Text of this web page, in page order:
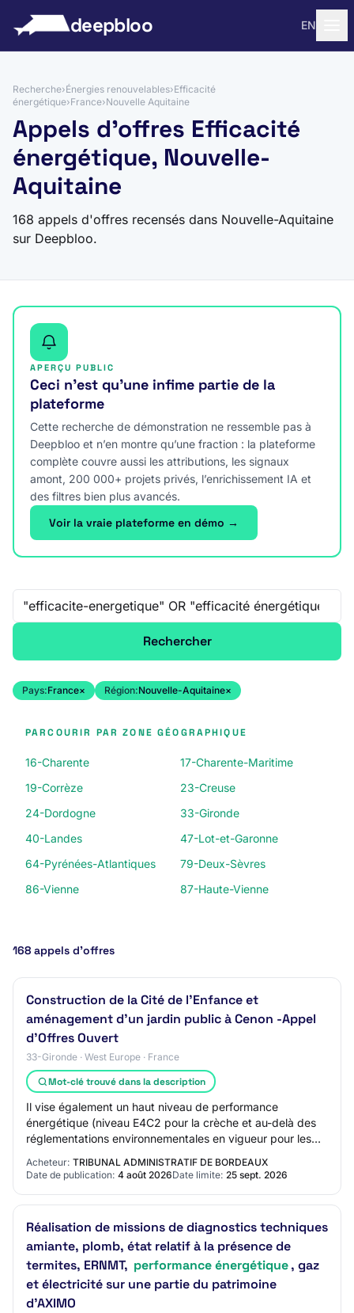
deepbloo EN
Recherche›Énergies renouvelables›Efficacité
énergétique›France›Nouvelle Aquitaine
Appels d'offres Efficacité
énergétique, Nouvelle-
Aquitaine
168 appels d'offres recensés dans Nouvelle-Aquitaine
sur Deepbloo.
APERÇU PUBLIC
Ceci n’est qu’une infime partie de la
plateforme
Cette recherche de démonstration ne ressemble pas à
Deepbloo et n’en montre qu’une fraction : la plateforme
complète couvre aussi les attributions, les signaux
amont, 200 000+ projets privés, l’enrichissement IA et
des filtres bien plus avancés.
Voir la vraie plateforme en démo →
Recherche libre
Rechercher
Pays:France× Région:Nouvelle-Aquitaine×
PARCOURIR PAR ZONE GÉOGRAPHIQUE
16-Charente
17-Charente-Maritime
19-Corrèze
23-Creuse
24-Dordogne
33-Gironde
40-Landes
47-Lot-et-Garonne
64-Pyrénées-Atlantiques
79-Deux-Sèvres
86-Vienne
87-Haute-Vienne
168 appels d’offres
Construction de la Cité de l’Enfance et
aménagement d’un jardin public à Cenon -Appel
d'Offres Ouvert
33-Gironde · West Europe · France
Mot-clé trouvé dans la description
Il vise également un haut niveau de performance
énergétique (niveau E4C2 pour la crèche et au-delà des
réglementations environnementales en vigueur pour les
Acheteur: TRIBUNAL ADMINISTRATIF DE BORDEAUX
Date de publication: 4 août 2026Date limite: 25 sept. 2026
Réalisation de missions de diagnostics techniques
amiante, plomb, état relatif à la présence de
termites, ERNMT, performance énergétique, gaz
et électricité sur une partie du patrimoine
d'AXIMO